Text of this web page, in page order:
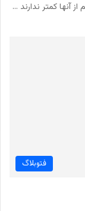
آنها کمتر ندارند …
فتوبلاگ